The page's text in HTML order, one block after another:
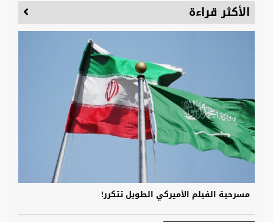
الأكثر قراءة
مسرحية الفيلم الأميركي الطويل تتكرر!